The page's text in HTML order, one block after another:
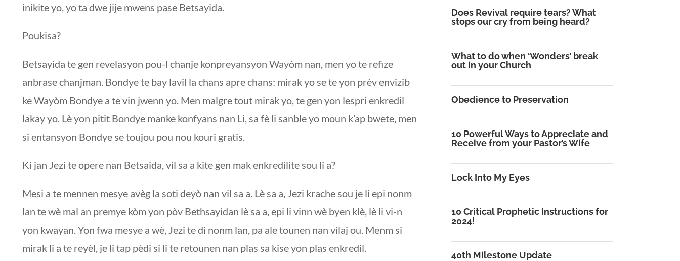
inikite yo, yo ta dwe jije mwens pase Betsayida.
Poukisa?
Betsayida te gen revelasyon pou-l chanje konpreyansyon Wayòm nan, men yo te refize
anbrase chanjman. Bondye te bay lavil la chans apre chans: mirak yo se te yon prèv envizib
ke Wayòm Bondye a te vin jwenn yo. Men malgre tout mirak yo, te gen yon lespri enkredil
lakay yo. Lè yon pitit Bondye manke konfyans nan Li, sa fè li sanble yo moun k’ap bwete, men
si entansyon Bondye se toujou pou nou kouri gratis.
Ki jan Jezi te opere nan Betsaida, vil sa a kite gen mak enkredilite sou li a?
Mesi a te mennen mesye avèg la soti deyò nan vil sa a. Lè sa a, Jezi krache sou je li epi nonm
lan te wè mal an premye kòm yon pòv Bethsayidan lè sa a, epi li vinn wè byen klè, lè li vi-n
yon kwayan. Yon fwa mesye a wè, Jezi te di nonm lan, pa ale tounen nan vilaj ou. Menm si
mirak li a te reyèl, je li tap pèdi si li te retounen nan plas sa kise yon plas enkredil.
Does Revival require tears? What
stops our cry from being heard?
What to do when ‘Wonders’ break
out in your Church
Obedience to Preservation
10 Powerful Ways to Appreciate and
Receive from your Pastor’s Wife
Lock Into My Eyes
10 Critical Prophetic Instructions for
2024!
40th Milestone Update